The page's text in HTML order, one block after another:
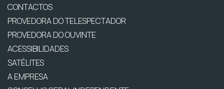
CONTACTOS
PROVEDORA DO TELESPECTADOR
PROVEDORA DO OUVINTE
ACESSIBILIDADES
SATÉLITES
A EMPRESA